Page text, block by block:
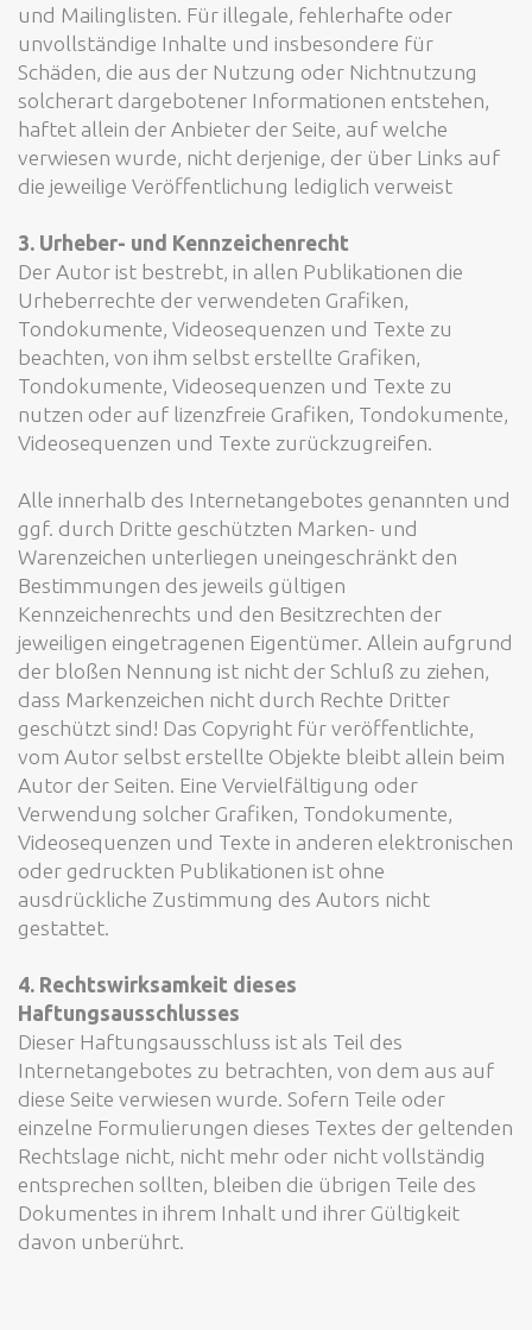
und Mailinglisten. Für illegale, fehlerhafte oder
unvollständige Inhalte und insbesondere für
Schäden, die aus der Nutzung oder Nichtnutzung
solcherart dargebotener Informationen entstehen,
haftet allein der Anbieter der Seite, auf welche
verwiesen wurde, nicht derjenige, der über Links auf
die jeweilige Veröffentlichung lediglich verweist
3. Urheber- und Kennzeichenrecht
Der Autor ist bestrebt, in allen Publikationen die
Urheberrechte der verwendeten Grafiken,
Tondokumente, Videosequenzen und Texte zu
beachten, von ihm selbst erstellte Grafiken,
Tondokumente, Videosequenzen und Texte zu
nutzen oder auf lizenzfreie Grafiken, Tondokumente,
Videosequenzen und Texte zurückzugreifen.
Alle innerhalb des Internetangebotes genannten und
ggf. durch Dritte geschützten Marken- und
Warenzeichen unterliegen uneingeschränkt den
Bestimmungen des jeweils gültigen
Kennzeichenrechts und den Besitzrechten der
jeweiligen eingetragenen Eigentümer. Allein aufgrund
der bloßen Nennung ist nicht der Schluß zu ziehen,
dass Markenzeichen nicht durch Rechte Dritter
geschützt sind! Das Copyright für veröffentlichte,
vom Autor selbst erstellte Objekte bleibt allein beim
Autor der Seiten. Eine Vervielfältigung oder
Verwendung solcher Grafiken, Tondokumente,
Videosequenzen und Texte in anderen elektronischen
oder gedruckten Publikationen ist ohne
ausdrückliche Zustimmung des Autors nicht
gestattet.
4. Rechtswirksamkeit dieses
Haftungsausschlusses
Dieser Haftungsausschluss ist als Teil des
Internetangebotes zu betrachten, von dem aus auf
diese Seite verwiesen wurde. Sofern Teile oder
einzelne Formulierungen dieses Textes der geltenden
Rechtslage nicht, nicht mehr oder nicht vollständig
entsprechen sollten, bleiben die übrigen Teile des
Dokumentes in ihrem Inhalt und ihrer Gültigkeit
davon unberührt.